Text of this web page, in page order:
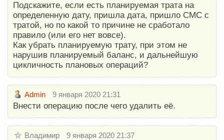
Подскажите, если есть планируемая трата на
определенную дату, пришла дата, пришло СМС с
тратой, но по какой то причине не сработало
правило (или его нет вовсе).
Как убрать планируемую трату, при этом не
нарушив планируемый баланс, и дальнейшую
цикличность плановых операций?
Admin 9 января 2020 21:31
Внести операцию после чего удалить её.
Владимир 9 января 2020 21:37